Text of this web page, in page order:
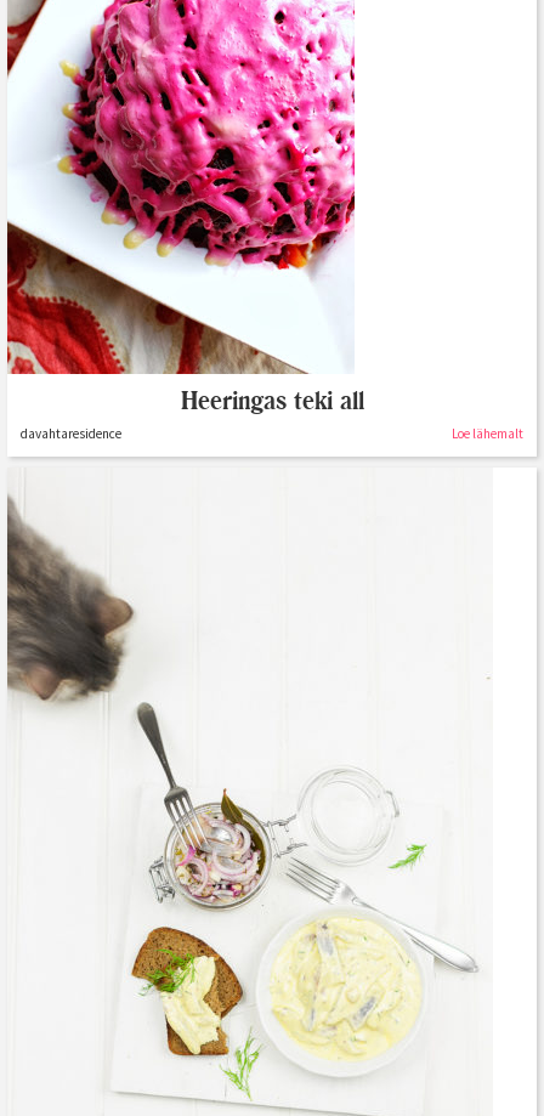
Heeringas teki all
davahtaresidence Loe lähemalt